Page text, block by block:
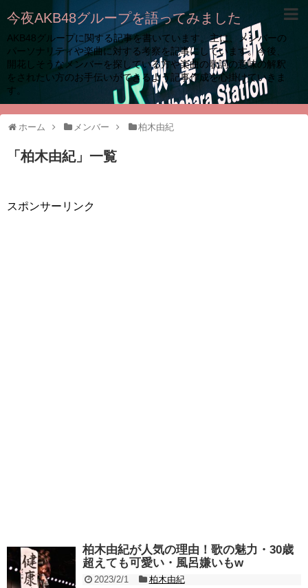
今夜AKB48グループを語ってみました
AKB48グループに関する記事を書いています。主に、メンバーの
パーソナリティや楽曲に対する考察を記事にしています。今後、
開花しそうなメンバーを探している方や楽曲の歌詞の意味の解釈
をされたい方のお手伝いができるよう記事作成を心掛けていきま
す。
ホーム メンバー 柏木由紀
「柏木由紀」 一覧
スポンサーリンク
柏木由紀が人気の理由！歌の魅力・30歳
超えても可愛い・風呂嫌いもw
2023/2/1
柏木由紀